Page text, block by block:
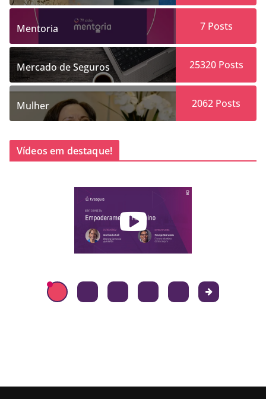
Mentoria 7Posts
Mercado de Seguros 25320Posts
Mulher 2062 Posts
Vídeos em destaque!